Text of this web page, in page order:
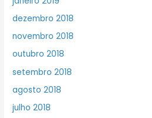
dezembro 2018
novembro 2018
outubro 2018
setembro 2018
agosto 2018
julho 2018